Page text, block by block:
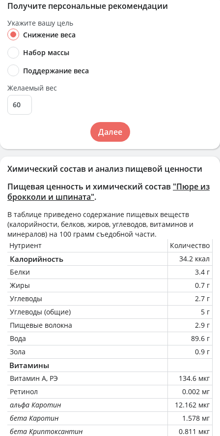
Химический состав и анализ пищевой ценности
Пищевая ценность и химический состав "Пюре из
брокколи и шпината".
В таблице приведено содержание пищевых веществ
(калорийности, белков, жиров, углеводов, витаминов и
минералов) на 100 грамм съедобной части.
Нутриент
Количество
Калорийность
34.2 ккал
Белки
3.4 г
Жиры
0.7 г
Углеводы
2.7 г
Углеводы (общие)
5 г
Пищевые волокна
2.9 г
Вода
89.6 г
Зола
0.9 г
Витамины
Витамин А, РЭ
134.6 мкг
Ретинол
0.002 мг
альфа Каротин
12.162 мкг
бета Каротин
1.578 мг
бета Криптоксантин
0.811 мкг
Получите персональные рекомендации
Укажите вашу цель
Снижение веса
Набор массы
Поддержание веса
Желаемый вес
Далее